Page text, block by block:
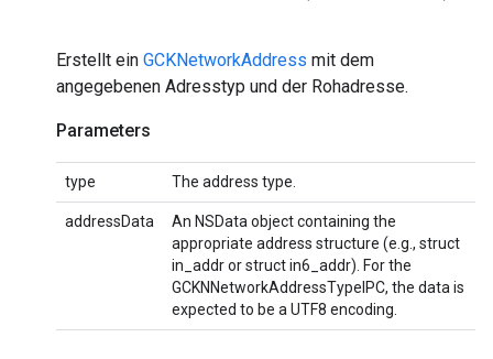
Erstellt ein GCKNetworkAddress mit dem
angegebenen Adresstyp und der Rohadresse.
Parameters
type The address type.
addressData
An NSData object containing the
appropriate address structure (e.g., struct
in_addr or struct in6_addr). For the
GCKNNetworkAddressTypeIPC, the data is
expected to be a UTF8 encoding.